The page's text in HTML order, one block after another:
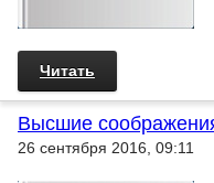
Читать
Высшие
26 сентября 2016, 09:11